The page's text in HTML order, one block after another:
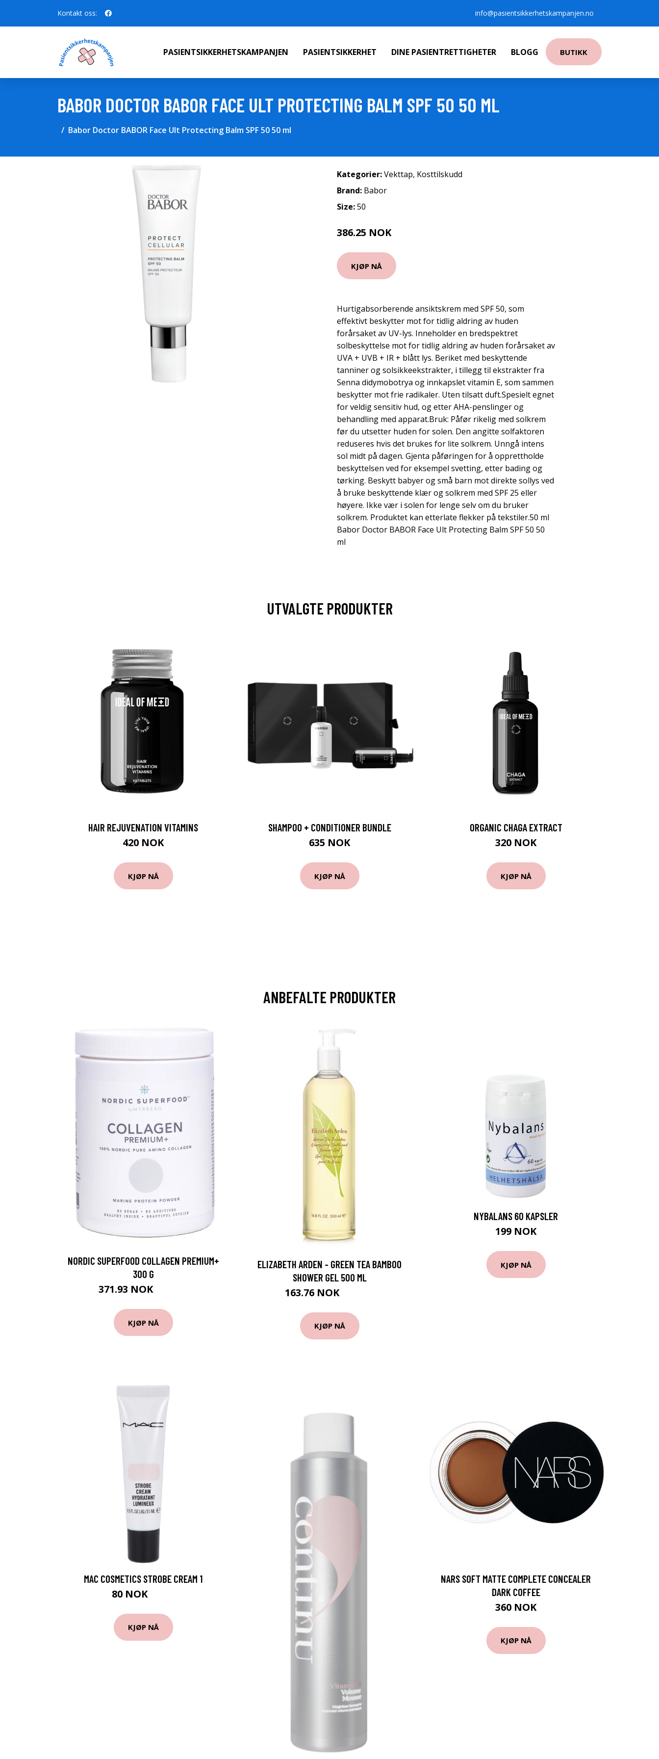
Kontakt oss: info@pasientsikkerhetskampanjen.no
PASIENTSIKKERHETSKAMPANJEN PASIENTSIKKERHET DINE PASIENTRETTIGHETER BLOGG BUTIKK
BABOR DOCTOR BABOR FACE ULT PROTECTING BALM SPF 50 50 ML
Babor Doctor BABOR Face Ult Protecting Balm SPF 50 50 ml
Kategorier:Vekttap, Kosttilskudd
Brand: Babor
Size:50
386.25 NOK
KJØP NÅ
Hurtigabsorberende ansiktskrem med SPF 50, som
effektivt beskytter mot for tidlig aldring av huden
forårsaket av UV-lys. Inneholder en bredspektret
solbeskyttelse mot for tidlig aldring av huden forårsaket av
UVA + UVB + IR + blått lys. Beriket med beskyttende
tanniner og solsikkeekstrakter, i tillegg til ekstrakter fra
Senna didymobotrya og innkapslet vitamin E, som sammen
beskytter mot frie radikaler. Uten tilsatt duft.Spesielt egnet
for veldig sensitiv hud, og etter AHA-penslinger og
behandling med apparat.Bruk: Påfør rikelig med solkrem
før du utsetter huden for solen. Den angitte solfaktoren
reduseres hvis det brukes for lite solkrem. Unngå intens
sol midt på dagen. Gjenta påføringen for å opprettholde
beskyttelsen ved for eksempel svetting, etter bading og
tørking. Beskytt babyer og små barn mot direkte sollys ved
å bruke beskyttende klær og solkrem med SPF 25 eller
høyere. Ikke vær i solen for lenge selv om du bruker
solkrem. Produktet kan etterlate flekker på tekstiler.50 ml
Babor Doctor BABOR Face Ult Protecting Balm SPF 50 50
ml
UTVALGTE PRODUKTER
HAIR REJUVENATION VITAMINS
420 NOK
KJØP NÅ
SHAMPOO + CONDITIONER BUNDLE
635 NOK
KJØP NÅ
ORGANIC CHAGA EXTRACT
320 NOK
KJØP NÅ
ANBEFALTE PRODUKTER
NORDIC SUPERFOOD COLLAGEN PREMIUM+
300 G
371.93 NOK
KJØP NÅ
ELIZABETH ARDEN - GREEN TEA BAMBOO
SHOWER GEL 500 ML
163.76 NOK
KJØP NÅ
NYBALANS 60 KAPSLER
199 NOK
KJØP NÅ
MAC COSMETICS STROBE CREAM 1
80 NOK
KJØP NÅ
NARS SOFT MATTE COMPLETE CONCEALER
DARK COFFEE
360 NOK
KJØP NÅ